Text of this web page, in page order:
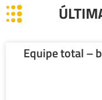
Equipe total –